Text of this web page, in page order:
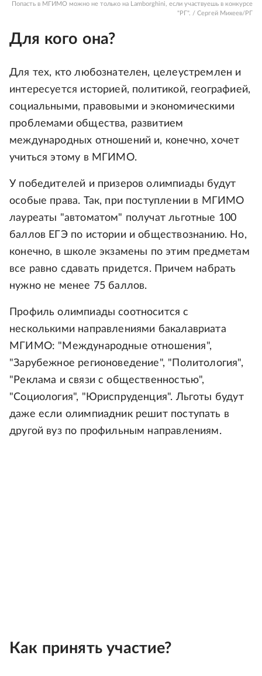
Попасть в МГИМО можно не только на Lamborghini, если участвуешь в конкурсе
"РГ". / Сергей Михеев/РГ
Для кого она?
Для тех, кто любознателен, целеустремлен и
интересуется историей, политикой, географией,
социальными, правовыми и экономическими
проблемами общества, развитием
международных отношений и, конечно, хочет
учиться этому в МГИМО.
У победителей и призеров олимпиады будут
особые права. Так, при поступлении в МГИМО
лауреаты "автоматом" получат льготные 100
баллов ЕГЭ по истории и обществознанию. Но,
конечно, в школе экзамены по этим предметам
все равно сдавать придется. Причем набрать
нужно не менее 75 баллов.
Профиль олимпиады соотносится с
несколькими направлениями бакалавриата
МГИМО: "Международные отношения",
"Зарубежное регионоведение", "Политология",
"Реклама и связи с общественностью",
"Социология", "Юриспруденция". Льготы будут
даже если олимпиадник решит поступать в
другой вуз по профильным направлениям.
Как принять участие?